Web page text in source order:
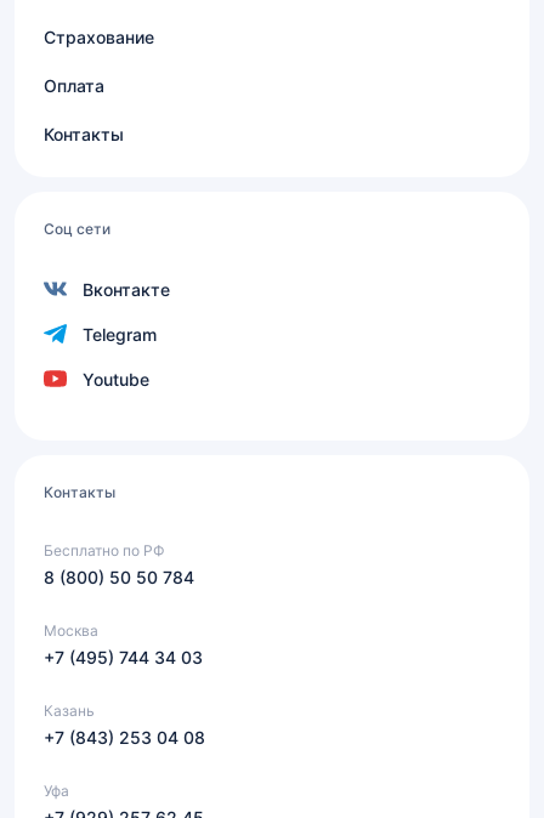
Страхование
Оплата
Контакты
Соц сети
Вконтакте
Telegram
Youtube
Контакты
Бесплатно по РФ
8 (800) 50 50 784
Москва
+7 (495) 744 34 03
Казань
+7 (843) 253 04 08
Уфа